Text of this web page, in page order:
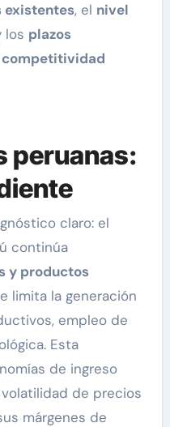
existentes, el nivel
plazos
competitividad
peruanas:
claro: el
continúa
y productos
limita la generación
empleo de
Esta
de ingreso
de precios
márgenes de